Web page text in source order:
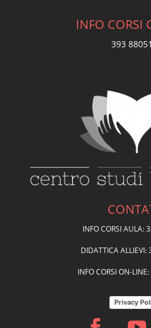
INFO CORSI
393
INFO CORSI AULA:
DIDATTICA
INFO CORSI ON-
Privacy